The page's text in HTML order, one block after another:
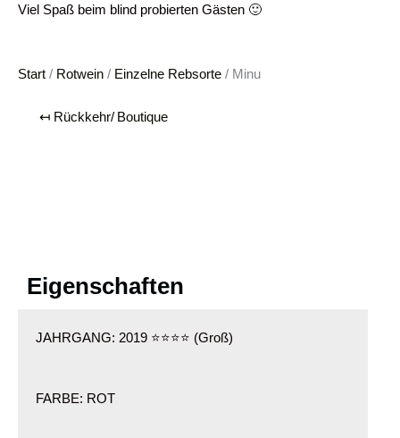
Viel Spaß beim blind probierten Gästen 🙂
Start / Rotwein / Einzelne Rebsorte / Minu
↤ Rückkehr/ Boutique
Eigenschaften
JAHRGANG: 2019 ⭐⭐⭐⭐ (Groß)
FARBE: ROT